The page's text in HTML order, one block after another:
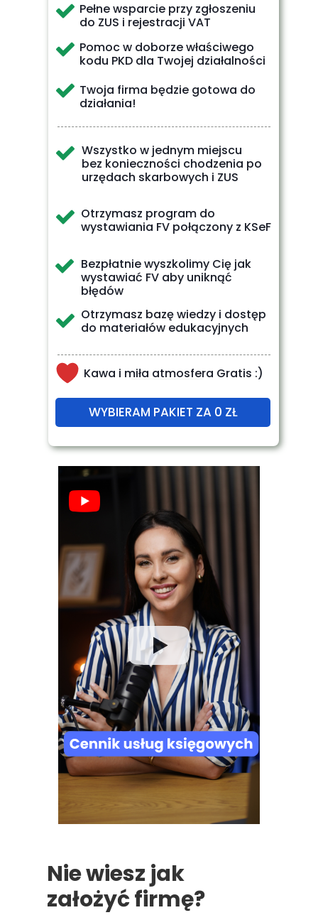
Nie wiesz jak
założyć firmę?
Otrzymasz bazę wiedzy i dostęp
do materiałów edukacyjnych
Bezpłatnie wyszkolimy Cię jak
wystawiać FV aby uniknąć
błędów
Otrzymasz program do
wystawiania FV połączony z KSeF
Twoja firma będzie gotowa do
działania!
Pomoc w doborze właściwego
kodu PKD dla Twojej działalności
Pełne wsparcie przy zgłoszeniu
do ZUS i rejestracji VAT
WYBIERAM PAKIET ZA 0 ZŁ
Kawa i miła atmosfera Gratis :)
Wszystko w jednym miejscu
bez konieczności chodzenia po
urzędach skarbowych i ZUS